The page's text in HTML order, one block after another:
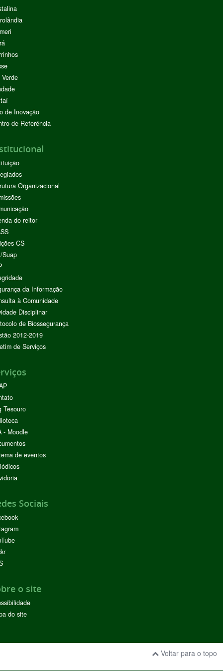
de Inovação
de Referência
Organizacional
do reitor
CS
Suap
da Informação
à Comunidade
Disciplinar
de Biossegurança
2012-2019
de Serviços
Tesouro
- Moodle
de eventos
Sociais
o site
do site
Voltar para o topo